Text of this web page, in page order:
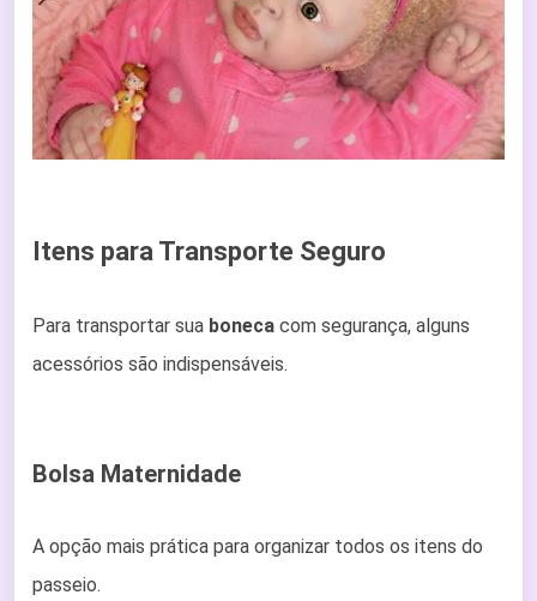
Itens para Transporte Seguro
Para transportar sua boneca com segurança, alguns
acessórios são indispensáveis.
Bolsa Maternidade
A opção mais prática para organizar todos os itens do
passeio.